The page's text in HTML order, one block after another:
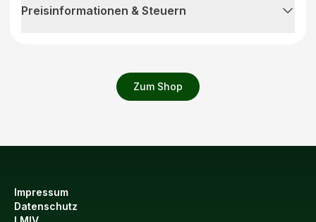
Zum Shop
Preisinformationen & Steuern
Impressum
Datenschutz